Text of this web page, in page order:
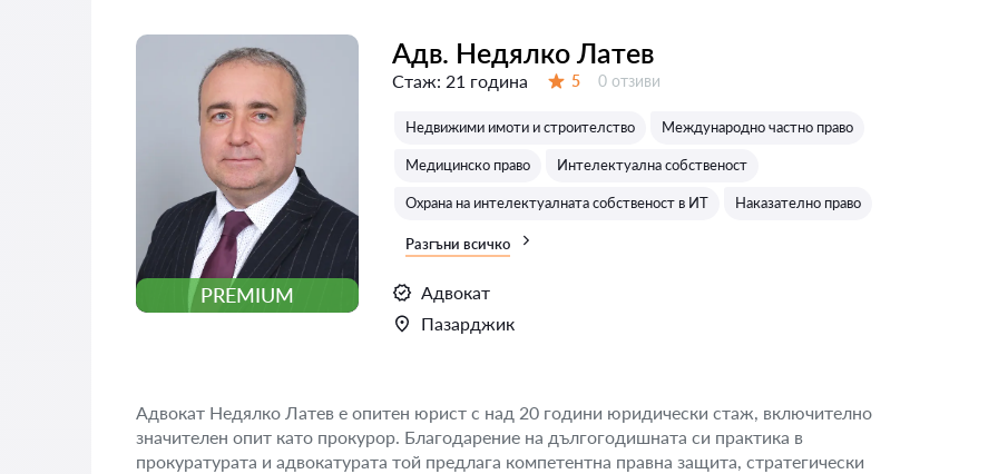
PREMIUM
Адв. Недялко Латев
Стаж: 21 година 5 Отзиви:
0 отзиви
Недвижими имоти и строителство Международно частно право
Медицинско право Интелектуална собственост
Охрана на интелектуалната собственост в ИТ Наказателно право
Разгъни всичко
Адвокат
Пазарджик
Адвокат Недялко Латев е опитен юрист с над 20 години юридически стаж, включително
значителен опит като прокурор. Благодарение на дългогодишната си практика в
прокуратурата и адвокатурата той предлага компетентна правна защита, стратегически